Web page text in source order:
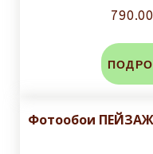
Фотообои